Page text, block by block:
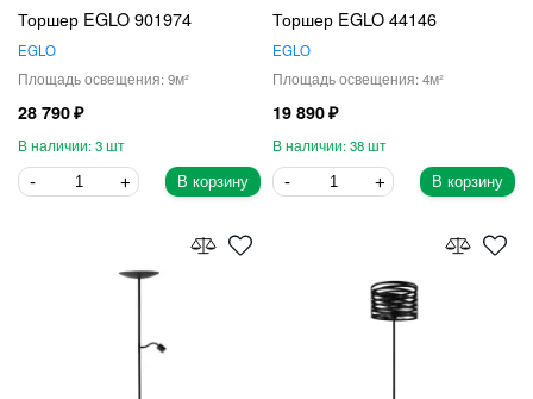
Торшер EGLO 901974
EGLO
9
28 790
3
В корзину
Торшер EGLO 44146
EGLO
4
19 890
38
В корзину